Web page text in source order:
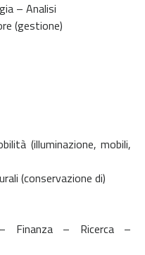
– Analisi
(gestione)
(illuminazione, mobili,
(conservazione di)
Finanza – Ricerca –